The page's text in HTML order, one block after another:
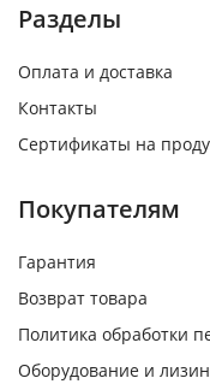
Разделы
Оплата и доставка
Контакты
Сертификаты на
Покупателям
Гарантия
Возврат товара
Политика обработки
Оборудование и